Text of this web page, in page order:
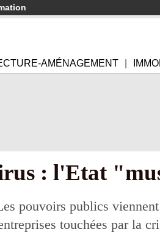
AMÉNAGEMENT
: l'Etat
pouvoirs publics
touchées par la